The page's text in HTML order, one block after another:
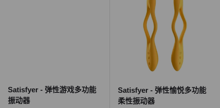
Satisfyer - 弹性游戏多功能
振动器
Satisfyer - 弹性愉悦多功能
柔性振动器